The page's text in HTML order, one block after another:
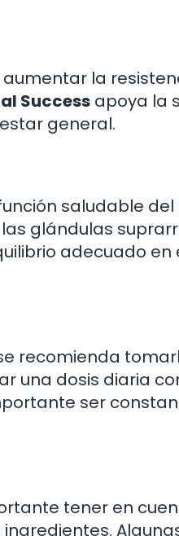
la
Success apoya la
general.
saludable
glándulas
adecuado en
recomienda
una dosis diaria
ser
tener en